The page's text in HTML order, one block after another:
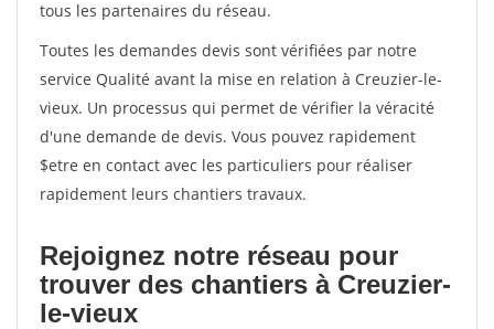
tous les partenaires du réseau.
Toutes les demandes devis sont vérifiées par notre
service Qualité avant la mise en relation à Creuzier-le-
vieux. Un processus qui permet de vérifier la véracité
d'une demande de devis. Vous pouvez rapidement
$etre en contact avec les particuliers pour réaliser
rapidement leurs chantiers travaux.
Rejoignez notre réseau pour
trouver des chantiers à Creuzier-
le-vieux